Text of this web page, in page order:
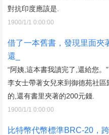
對抗印度應該是.
1900/1/1 0:00:00
借了一本舊書，發現里面夾
還_
“阿姨,這本書我讀完了,還給您
李女士帶著女兒來到御德苑社
的,還有書里夾著的200元錢.
1900/1/1 0:00:00
比特幣代幣標準BRC-20，